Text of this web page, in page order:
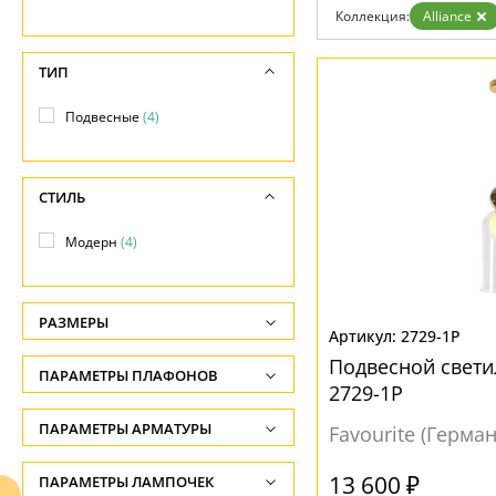
Установка
Дизайнерам
Контакты
Коллекция: Alliance
2729-1P
Подвесной
2729-1P
Favourite
13 600 ₽
ТИП
Подвесные(4)
СТИЛЬ
Модерн (4)
РАЗМЕРЫ
Высота, см
-
Диаметр, см
-
ПАРАМЕТРЫ ПЛАФОНОВ
ФОРМА ПЛАФОНА
Цилиндр(2)
ПАРАМЕТРЫ АРМАТУРЫ
ЦВЕТ АРМАТУРЫ
ПАРАМЕТРЫ ЛАМПОЧЕК